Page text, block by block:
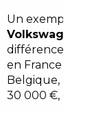
Un exemple
Volkswagen
différence de
en France et
Belgique, à
30 000 €, c'est